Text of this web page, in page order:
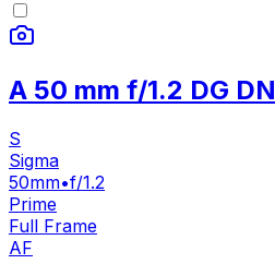
A 50 mm f/1.2 DG DN
S
Sigma
50mm•f/1.2
Prime
Full Frame
AF